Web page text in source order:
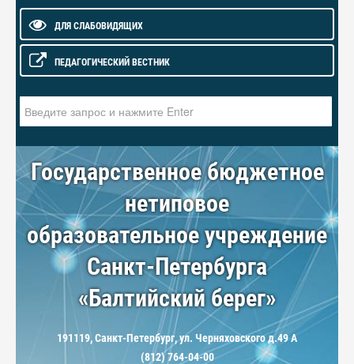
ДЛЯ СЛАБОВИДЯЩИХ
ПЕДАГОГИЧЕСКИЙ ВЕСТНИК
Государственное бюджетное
нетиповое
образовательное учреждение
Санкт-Петербурга
«Балтийский берег»
191119, Санкт-Петербург, ул. Черняховского д.49 А
(812) 764-04-00